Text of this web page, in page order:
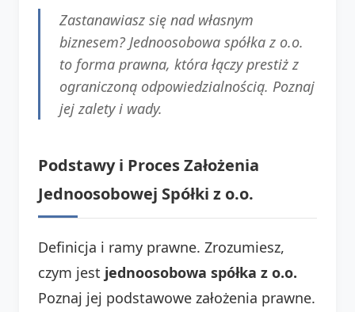
Zastanawiasz się nad własnym
biznesem? Jednoosobowa spółka z o.o.
to forma prawna, która łączy prestiż z
ograniczoną odpowiedzialnością. Poznaj
jej zalety i wady.
Podstawy i Proces Założenia
Jednoosobowej Spółki z o.o.
Definicja i ramy prawne. Zrozumiesz,
czym jest jednoosobowa spółka z o.o.
Poznaj jej podstawowe założenia prawne.